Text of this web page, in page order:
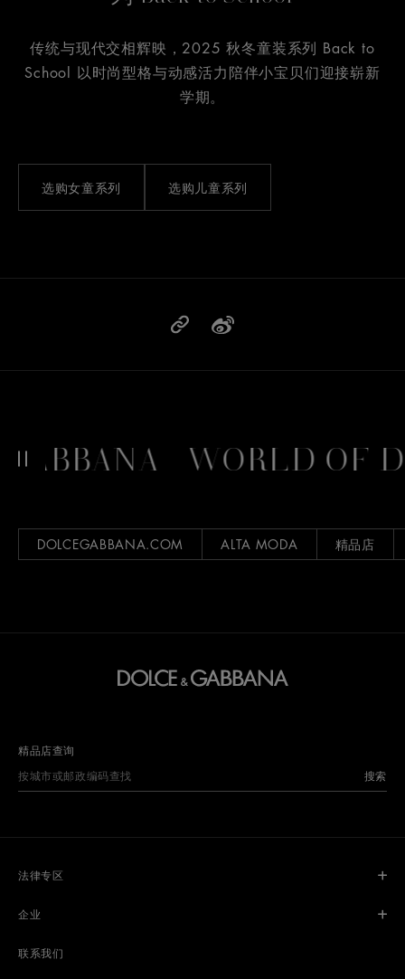
传统与现代交相辉映，2025 秋冬童装系列 Back to
School 以时尚型格与动感活力陪伴小宝贝们迎接崭新
学期。
选购女童系列 选购儿童系列
WORLD OF
DOLCEGABBANA.COM ALTA MODA 精品店
精品店查询
搜索
法律专区
企业
联系我们